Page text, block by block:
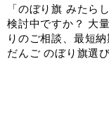
「のぼり旗 みたら
検討中ですか？ 大
りのご相談、最短
だんご のぼり旗選